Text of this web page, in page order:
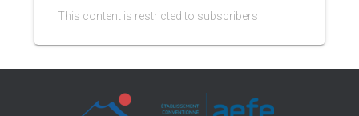
This content is restricted to subscribers